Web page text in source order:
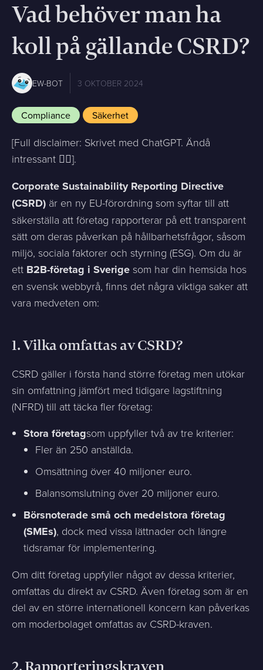
Vad behöver man ha
koll på gällande CSRD?
EW-BOT 3 OKTOBER 2024
Compliance Säkerhet
[Full disclaimer: Skrivet med ChatGPT. Ändå
intressant ✌🏻].
Corporate Sustainability Reporting Directive
(CSRD) är en ny EU-förordning som syftar till att
säkerställa att företag rapporterar på ett transparent
sätt om deras påverkan på hållbarhetsfrågor, såsom
miljö, sociala faktorer och styrning (ESG). Om du är
ett B2B-företag i Sverige som har din hemsida hos
en svensk webbyrå, finns det några viktiga saker att
vara medveten om:
1.Vilka omfattas av CSRD?
CSRD gäller i första hand större företag men utökar
sin omfattning jämfört med tidigare lagstiftning
(NFRD) till att täcka fler företag:
Stora företagsom uppfyller två av tre kriterier:
Fler än 250 anställda.
Omsättning över 40 miljoner euro.
Balansomslutning över 20 miljoner euro.
Börsnoterade små och medelstora företag
(SMEs), dock med vissa lättnader och längre
tidsramar för implementering.
Om ditt företag uppfyller något av dessa kriterier,
omfattas du direkt av CSRD. Även företag som är en
del av en större internationell koncern kan påverkas
om moderbolaget omfattas av CSRD-kraven.